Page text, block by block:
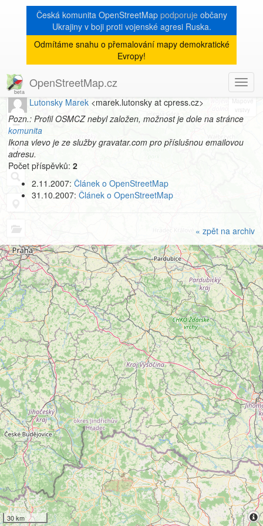
Česká komunita OpenStreetMap podporujeobčany
Ukrajiny v boji proti vojenské agresi Ruska.
Odmítáme snahu o přemalování mapy demokratické
Evropy!
OpenStreetMap.cz
8
+
−
30 km
« zpět na archiv
[Talk-cz]
Profil autora
Lutonsky Marek <marek.lutonsky at cpress.cz>
Pozn.: Profil OSMCZ nebyl založen, možnost je dole na stránce
komunita
Ikona vlevo je ze služby gravatar.com pro příslušnou emailovou
adresu.
Počet příspěvků: 2
2.11.2007: Článek o OpenStreetMap
31.10.2007: Článek o OpenStreetMap
« zpět na archiv